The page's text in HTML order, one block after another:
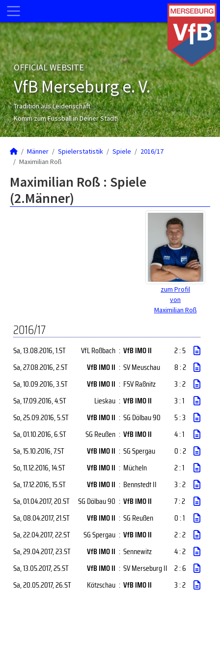
OFFICIAL WEBSITE
VfB Merseburg e. V.
Tradition aus Leidenschaft
Komm zum Fussball in Deiner Stadt!
Männer Spielerstatistik Spiele
2016/17
Maximilian Roß
Maximilian Roß : Spiele
(2.Männer)
zum Profil
von
Maximilian Roß
2016/17
Sa, 13.08.2016, 1.ST VfL Roßbach : VfB IMO II
2 : 5
Sa, 27.08.2016, 2.ST VfB IMO II : SV Meuschau
8 : 2
Sa, 10.09.2016, 3.ST VfB IMO II : FSV Raßnitz
3 : 2
Sa, 17.09.2016, 4.ST Lieskau : VfB IMO II
3 : 1
So, 25.09.2016, 5.ST VfB IMO II : SG Dölbau 90
5 : 3
Sa, 01.10.2016, 6.ST SG Reußen : VfB IMO II
4 : 1
Sa, 15.10.2016, 7.ST VfB IMO II : SG Spergau
0 : 2
So, 11.12.2016, 14.ST VfB IMO II : Mücheln
2 : 1
Sa, 17.12.2016, 15.ST VfB IMO II : Bennstedt II
3 : 2
Sa, 01.04.2017, 20.ST SG Dölbau 90 : VfB IMO II
7 : 2
Sa, 08.04.2017, 21.ST VfB IMO II : SG Reußen
0 : 1
Sa, 22.04.2017, 22.ST SG Spergau : VfB IMO II
2 : 2
Sa, 29.04.2017, 23.ST VfB IMO II : Sennewitz
4 : 2
Sa, 13.05.2017, 25.ST VfB IMO II : SV Merseburg II 2 : 6
Sa, 20.05.2017, 26.ST Kötzschau : VfB IMO II 3 : 2